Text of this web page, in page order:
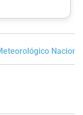
Nacional